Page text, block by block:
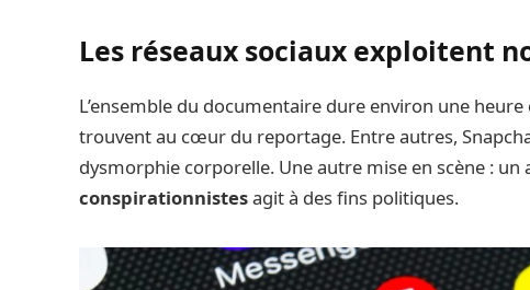
Les réseaux sociaux exploitent
L’ensemble du documentaire dure environ une
trouvent au cœur du reportage. Entre autres,
dysmorphie corporelle. Une autre mise en scène : un
conspirationnistesagit à des fins politiques.